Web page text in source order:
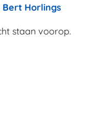
Horlings
staan voorop.